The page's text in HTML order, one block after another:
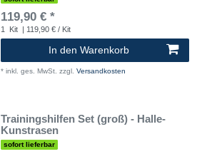
119,90 € *
1 Kit | 119,90 € / Kit
In den Warenkorb
* inkl. ges. MwSt. zzgl. Versandkosten
Trainingshilfen Set (groß) - Halle-
Kunstrasen
sofort lieferbar